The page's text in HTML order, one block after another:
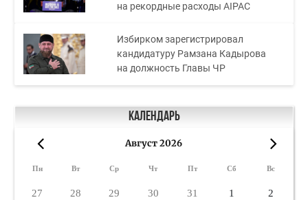
на рекордные расходы AIPAC
Избирком зарегистрировал
кандидатуру Рамзана Кадырова
на должность Главы ЧР
Календарь
Август 2026
Пн Вт Ср Чт Пт Сб Вс
27 28 29 30 31 1 2